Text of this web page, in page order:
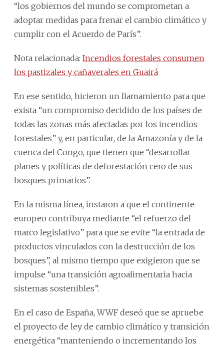
“los gobiernos del mundo se comprometan a
adoptar medidas para frenar el cambio climático y
cumplir con el Acuerdo de París”.
Nota relacionada: Incendios forestales consumen
los pastizales y cañaverales en Guairá
En ese sentido, hicieron un llamamiento para que
exista “un compromiso decidido de los países de
todas las zonas más afectadas por los incendios
forestales” y, en particular, de la Amazonía y de la
cuenca del Congo, que tienen que “desarrollar
planes y políticas de deforestación cero de sus
bosques primarios”.
En la misma línea, instaron a que el continente
europeo contribuya mediante “el refuerzo del
marco legislativo” para que se evite “la entrada de
productos vinculados con la destrucción de los
bosques”, al mismo tiempo que exigieron que se
impulse “una transición agroalimentaria hacia
sistemas sostenibles”.
En el caso de España, WWF deseó que se apruebe
el proyecto de ley de cambio climático y transición
energética “manteniendo o incrementando los